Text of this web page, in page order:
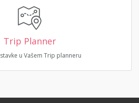
Trip Planner
stavke u Vašem Trip planneru